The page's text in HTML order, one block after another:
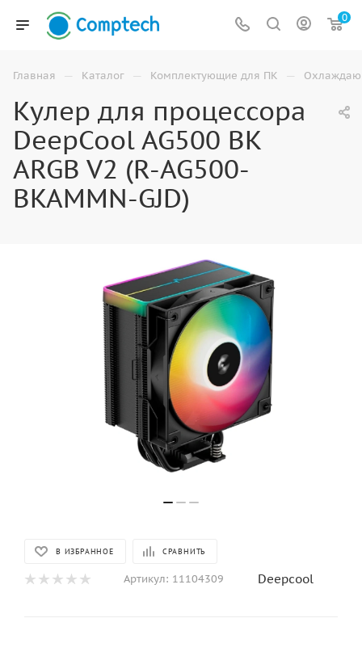
0
Главная — Каталог — Комплектующие для ПК —
Кулер для процессора
DeepCool AG500 BK
ARGB V2 (R-AG500-
BKAMMN-GJD)
В ИЗБРАННОЕ СРАВНИТЬ
Артикул: 11104309 Deepcool